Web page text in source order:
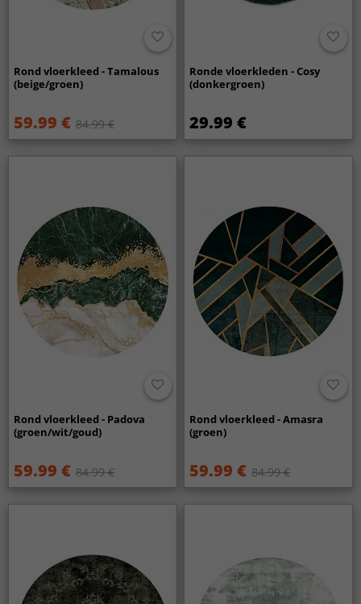
Rond vloerkleed - Tamalous
(beige/groen)
59.99 € 84.99 €
Ronde vloerkleden - Cosy
(donkergroen)
29.99 €
Rond vloerkleed - Padova
(groen/wit/goud)
59.99 € 84.99 €
Rond vloerkleed - Amasra
(groen)
59.99 € 84.99 €